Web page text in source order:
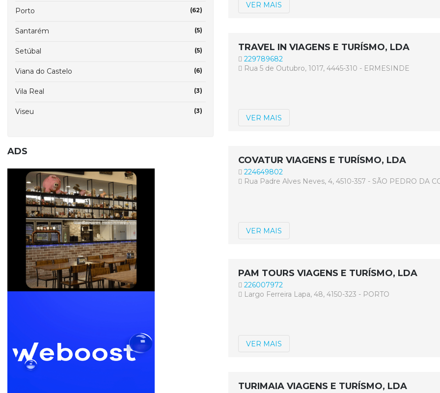
Porto (62)
Santarém (5)
Setúbal (5)
Viana do Castelo (6)
Vila Real (3)
Viseu (3)
ADS
VER MAIS
TRAVEL IN VIAGENS E TURÍSMO, LDA
229789682
Rua 5 de Outubro, 1017, 4445-310 - ERMESINDE
VER MAIS
COVATUR VIAGENS E TURÍSMO, LDA
224649802
Rua Padre Alves Neves, 4, 4510-357 - SÃO PEDRO DA
VER MAIS
PAM TOURS VIAGENS E TURÍSMO, LDA
226007972
Largo Ferreira Lapa, 48, 4150-323 - PORTO
VER MAIS
TURIMAIA VIAGENS E TURÍSMO, LDA